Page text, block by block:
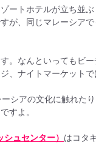
ートホテルが立ち並
が、同じマレーシア
。なんといってもビ
、ナイトマーケット
シアの文化に触れた
すよ。
ュセンター） はコタ